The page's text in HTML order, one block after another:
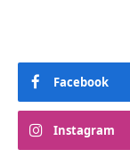
Facebook
Instagram